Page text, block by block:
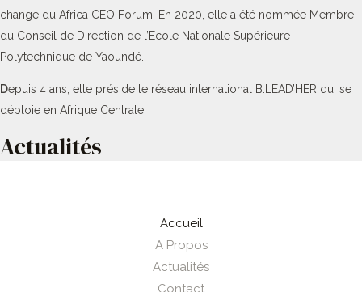
change du Africa CEO Forum. En 2020, elle a été nommée Membre
du Conseil de Direction de l’Ecole Nationale Supérieure
Polytechnique de Yaoundé.
Depuis 4 ans, elle préside le réseau international B.LEAD’HER qui se
déploie en Afrique Centrale.
Actualités
Accueil
A Propos
Actualités
Contact